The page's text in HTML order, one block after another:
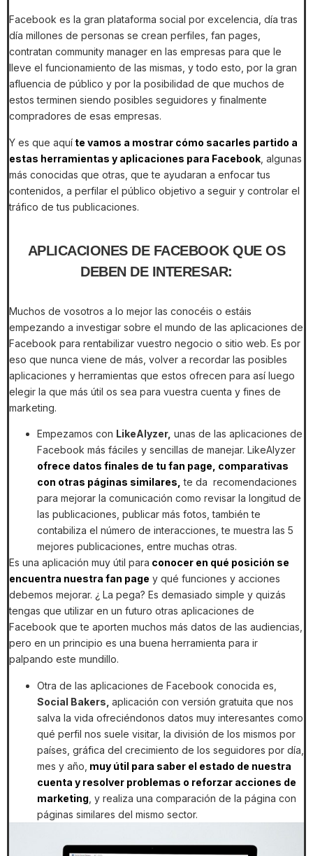
Facebook es la gran plataforma social por excelencia, día tras
día millones de personas se crean perfiles, fan pages,
contratan community manager en las empresas para que le
lleve el funcionamiento de las mismas, y todo esto, por la gran
afluencia de público y por la posibilidad de que muchos de
estos terminen siendo posibles seguidores y finalmente
compradores de esas empresas.
Y es que aquí te vamos a mostrar cómo sacarles partido a
estas herramientas y aplicaciones para Facebook , algunas
más conocidas que otras, que te ayudaran a enfocar tus
contenidos, a perfilar el público objetivo a seguir y controlar el
tráfico de tus publicaciones.
APLICACIONES DE FACEBOOK QUE OS
DEBEN DE INTERESAR:
Muchos de vosotros a lo mejor las conocéis o estáis
empezando a investigar sobre el mundo de las aplicaciones de
Facebook para rentabilizar vuestro negocio o sitio web. Es por
eso que nunca viene de más, volver a recordar las posibles
aplicaciones y herramientas que estos ofrecen para así luego
elegir la que más útil os sea para vuestra cuenta y fines de
marketing.
Empezamos con LikeAlyzer, unas de las aplicaciones de
Facebook más fáciles y sencillas de manejar. LikeAlyzer
ofrece datos finales de tu fan page, comparativas
con otras páginas similares, te da recomendaciones
para mejorar la comunicación como revisar la longitud de
las publicaciones, publicar más fotos, también te
contabiliza el número de interacciones, te muestra las 5
mejores publicaciones, entre muchas otras.
Es una aplicación muy útil para conocer en qué posición se
encuentra nuestra fan page y qué funciones y acciones
debemos mejorar. ¿ La pega? Es demasiado simple y quizás
tengas que utilizar en un futuro otras aplicaciones de
Facebook que te aporten muchos más datos de las audiencias,
pero en un principio es una buena herramienta para ir
palpando este mundillo.
Otra de las aplicaciones de Facebook conocida es,
Social Bakers, aplicación con versión gratuita que nos
salva la vida ofreciéndonos datos muy interesantes como
qué perfil nos suele visitar, la división de los mismos por
países, gráfica del crecimiento de los seguidores por día,
mes y año, muy útil para saber el estado de nuestra
cuenta y resolver problemas o reforzar acciones de
marketing , y realiza una comparación de la página con
páginas similares del mismo sector.